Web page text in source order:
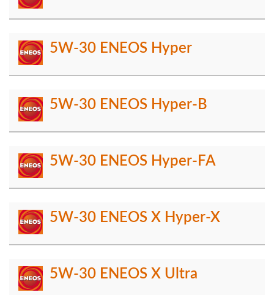
5W-30 ENEOS Hyper
5W-30 ENEOS Hyper-B
5W-30 ENEOS Hyper-FA
5W-30 ENEOS X Hyper-X
5W-30 ENEOS X Ultra